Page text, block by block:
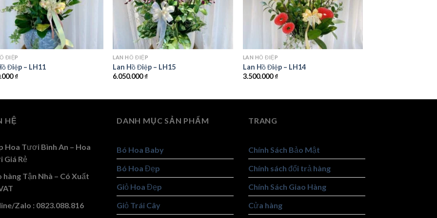
ĐIỆP
Điệp – LH11
₫
LAN HỒ ĐIỆP
Lan Hồ Điệp – LH15
6.050.000₫
LAN HỒ ĐIỆP
Lan Hồ Điệp – LH14
3.500.000₫
HỆ
Hoa Tươi Bình An – Hoa
Giá Rẻ
hàng Tận Nhà – Có Xuất
Zalo : 0823.088.816
DANH MỤC SẢN PHẨM
Bó Hoa Baby
Bó Hoa Đẹp
Giỏ Hoa Đẹp
Giỏ Trái Cây
TRANG
Chính Sách Bảo Mật
Chính sách đổi trả hàng
Chính Sách Giao Hàng
Cửa hàng